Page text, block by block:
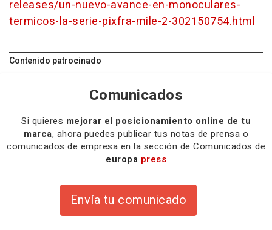
releases/un-nuevo-avance-en-monoculares-
termicos-la-serie-pixfra-mile-2-302150754.html
Contenido patrocinado
Comunicados
Si quieres mejorar el posicionamiento online de tu
marca, ahora puedes publicar tus notas de prensa o
comunicados de empresa en la sección de Comunicados de
europa press
Envía tu comunicado